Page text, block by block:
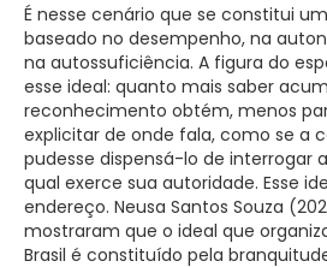
É nesse cenário que se constitui
baseado no desempenho, na
na autossuficiência. A figura do
esse ideal: quanto mais saber
reconhecimento obtém, menos
explicitar de onde fala, como se a
pudesse dispensá-lo de interrogar
qual exerce sua autoridade. Esse
endereço. Neusa Santos Souza
mostraram que o ideal que
Brasil é constituído pela